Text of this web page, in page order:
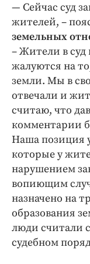
— Сейчас суд
жителей, –
земельных
– Жители в
жалуются на
земли. Мы в
отвечали и
считаю, что
комментарии
Наша позиция
которые у
нарушением
вопиющим
назначено на
образования
люди считали
судебном